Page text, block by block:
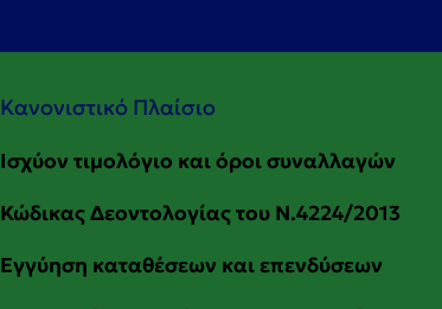
Κανονιστικό Πλαίσιο